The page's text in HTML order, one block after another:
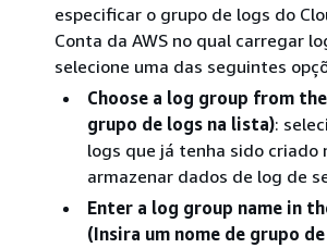
especificar o grupo de logs do
Conta da AWS no qual carregar
selecione uma das seguintes
Choose a log group from
grupo de logs na lista):
logs que já tenha sido criado
armazenar dados de log de
Enter a log group name in
(Insira um nome de grupo